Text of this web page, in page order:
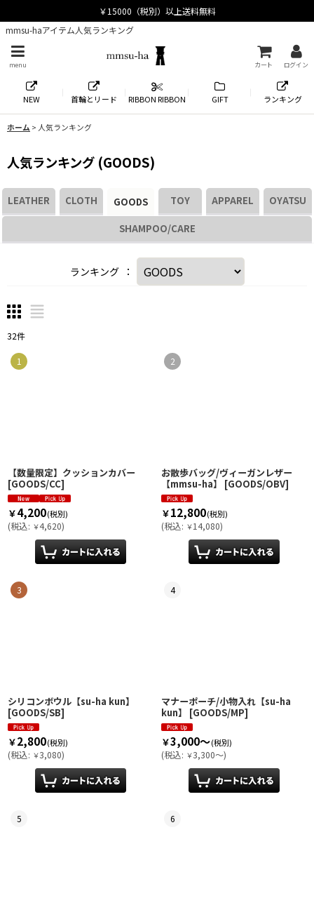
mmsu-haアイテム人気ランキング
menu カート ログイン
NEW 首輪とリード RIBBON RIBBON GIFT ランキング
ホーム> 人気ランキング
人気ランキング (GOODS)
LEATHER CLOTH GOODS TOY APPAREL OYATSU
SHAMPOO/CARE
ランキング ：
32件
1
【数量限定】クッションカバー
[GOODS/CC]
￥4,200(税別)
(税込: ￥4,620)
2
お散歩バッグ/ヴィーガンレザー
【mmsu-ha】
[GOODS/OBV]
￥12,800(税別)
(税込: ￥14,080)
3
シリコンボウル【su-ha kun】
[GOODS/SB]
￥2,800(税別)
(税込: ￥3,080)
4
マナーポーチ/小物入れ【su-ha
kun】
[GOODS/MP]
￥3,000～(税別)
(税込: ￥3,300～)
5 6